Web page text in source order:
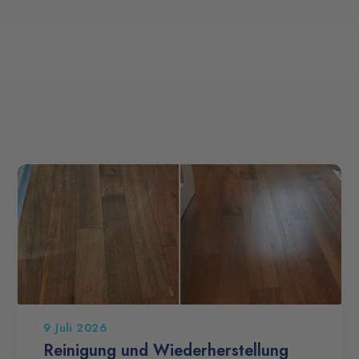
9 Juli 2026
Reinigung und Wiederherstellung